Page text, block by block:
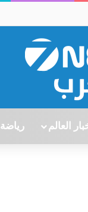
العالم رياضة